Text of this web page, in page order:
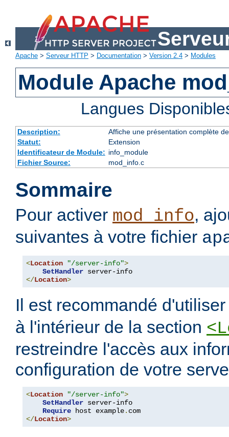
Apache > Serveur HTTP > Documentation > Version 2.4 > Modules
Module Apache
Langues
Description:
Affiche une présentation complète
Statut:
Extension
Identificateur de Module: info_module
Fichier Source:
mod_info.c
Sommaire
Pour activer mod_info,
suivantes à votre fichier
<Location "/server-info">
SetHandler
</Location>
Il est recommandé
à l'intérieur de la section
restreindre l'accès aux
configuration de votre
<Location "/server-info">
SetHandler server-info
Require host example.
</Location>